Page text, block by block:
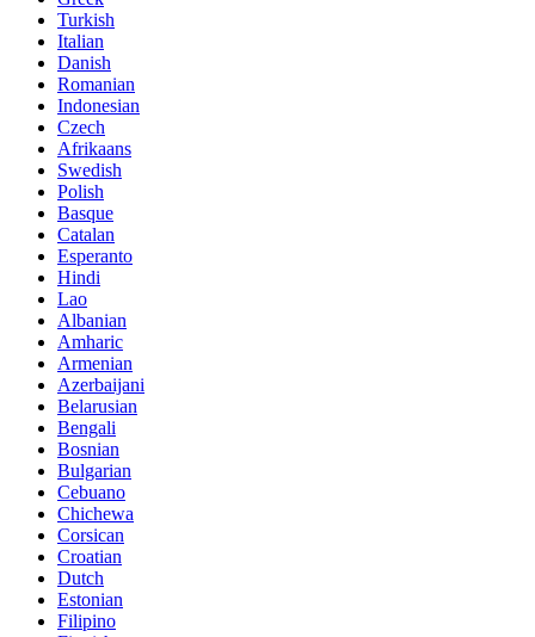
Turkish
Italian
Danish
Romanian
Indonesian
Czech
Afrikaans
Swedish
Polish
Basque
Catalan
Esperanto
Hindi
Lao
Albanian
Amharic
Armenian
Azerbaijani
Belarusian
Bengali
Bosnian
Bulgarian
Cebuano
Chichewa
Corsican
Croatian
Dutch
Estonian
Filipino